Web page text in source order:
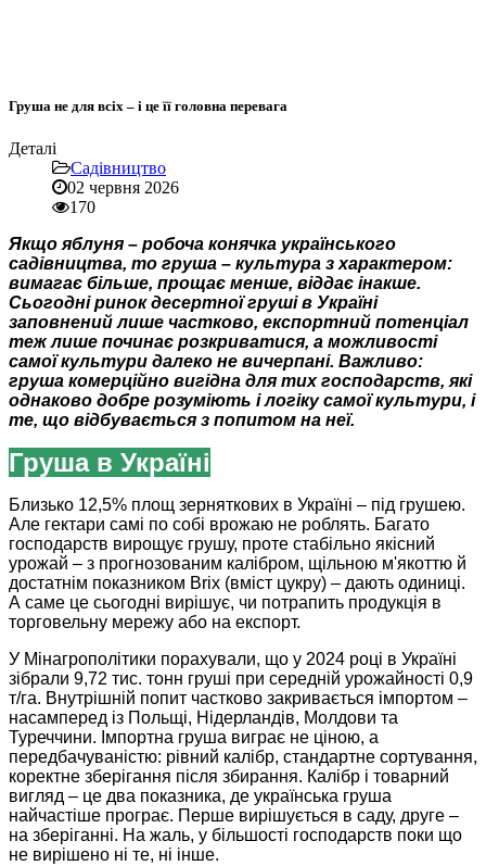
Груша не для всіх – і це її головна перевага
Деталі
Садівництво
02 червня 2026
170
Якщо яблуня – робоча конячка українського
садівництва, то груша – культура з характером:
вимагає більше, прощає менше, віддає інакше.
Сьогодні ринок десертної груші в Україні
заповнений лише частково, експортний потенціал
теж лише починає розкриватися, а можливості
самої культури далеко не вичерпані. Важливо:
груша комерційно вигідна для тих господарств, які
однаково добре розуміють і логіку самої культури, і
те, що відбувається з попитом на неї.
Груша в Україні
Близько 12,5% площ зерняткових в Україні – під грушею.
Але гектари самі по собі врожаю не роблять. Багато
господарств вирощує грушу, проте стабільно якісний
урожай – з прогнозованим калібром, щільною м'якоттю й
достатнім показником Brix (вміст цукру) – дають одиниці.
А саме це сьогодні вирішує, чи потрапить продукція в
торговельну мережу або на експорт.
У Мінагрополітики порахували, що у 2024 році в Україні
зібрали 9,72 тис. тонн груші при середній урожайності 0,9
т/га. Внутрішній попит частково закривається імпортом –
насамперед із Польщі, Нідерландів, Молдови та
Туреччини. Імпортна груша виграє не ціною, а
передбачуваністю: рівний калібр, стандартне сортування,
коректне зберігання після збирання. Калібр і товарний
вигляд – це два показника, де українська груша
найчастіше програє. Перше вирішується в саду, друге –
на зберіганні. На жаль, у більшості господарств поки що
не вирішено ні те, ні інше.